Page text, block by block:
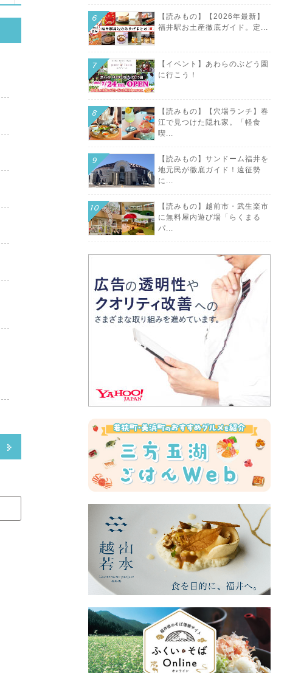
【読みもの】【2026年最新】
福井駅お土産徹底ガイド。定...
【イベント】あわらのぶどう園
に行こう！
【読みもの】【穴場ランチ】春
江で見つけた隠れ家。「軽食
喫...
【読みもの】サンドーム福井を
地元民が徹底ガイド！遠征勢
に...
【読みもの】越前市・武生楽市
に無料屋内遊び場「らくまる
パ...